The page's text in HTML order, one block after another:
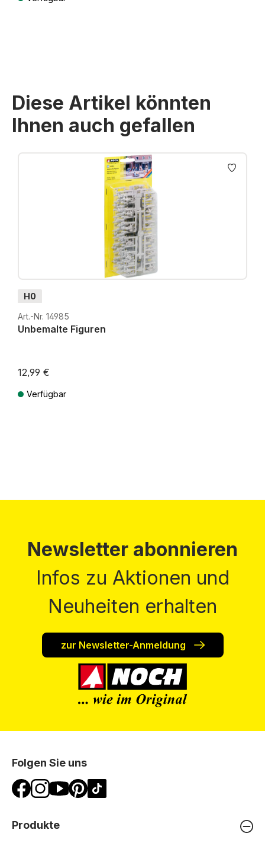
Diese Artikel könnten
Ihnen auch gefallen
Produktgalerie überspringen
H0
Art.-Nr. 14985
Unbemalte Figuren
12,99 €
Verfügbar
Newsletter abonnieren
Infos zu Aktionen und
Neuheiten erhalten
zur Newsletter-Anmeldung
Folgen Sie uns
Produkte